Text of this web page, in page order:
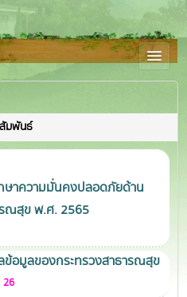
มพันธ์
ษาความมั่นคงปลอดภัยด้าน
รณสุข พ.ศ. 2565
ข้อมูลของกระทรวงสาธารณสุข
26